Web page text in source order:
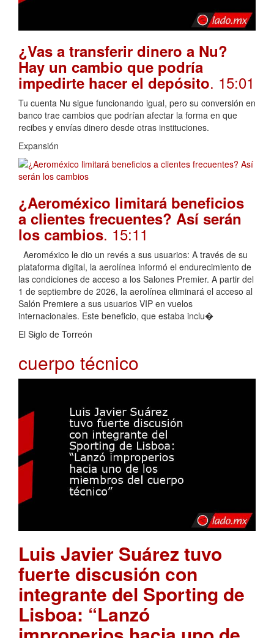
¿Vas a transferir dinero a Nu?
Hay un cambio que podría
impedirte hacer el depósito. 15:01
Tu cuenta Nu sigue funcionando igual, pero su conversión en
banco trae cambios que podrían afectar la forma en que
recibes y envías dinero desde otras instituciones.
Expansión
¿Aeroméxico limitará beneficios
a clientes frecuentes? Así serán
los cambios. 15:11
Aeroméxico le dio un revés a sus usuarios: A través de su
plataforma digital, la aerolínea informó el endurecimiento de
las condiciones de acceso a los Salones Premier. A partir del
1 de septiembre de 2026, la aerolínea eliminará el acceso al
Salón Premiere a sus usuarios VIP en vuelos
internacionales. Este beneficio, que estaba inclu�
El Siglo de Torreón
cuerpo técnico
Luis Javier Suárez tuvo
fuerte discusión con
integrante del Sporting de
Lisboa: “Lanzó